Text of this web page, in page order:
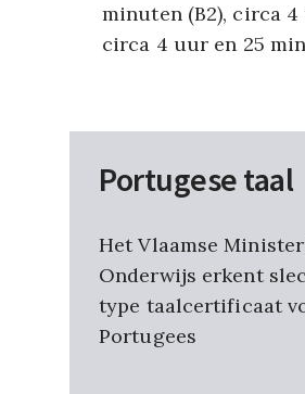
minuten (B2), circa 4
circa 4 uur en 25
Portugese taal
Het Vlaamse
Onderwijs erkent
type taalcertificaat
Portugees